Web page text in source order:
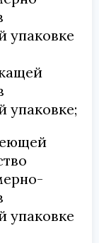
упаковке
упаковке;
упаковке